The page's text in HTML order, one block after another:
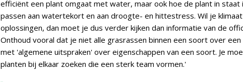
efficiënt een plant omgaat met water, maar ook hoe de plant in staat
passen aan watertekort en aan droogte- en hittestress. Wil je
oplossingen, dan moet je dus verder kijken dan informatie van de
Onthoud vooral dat je niet alle grasrassen binnen een soort over een
met 'algemene uitspraken' over eigenschappen van een soort. Je
planten bij elkaar zoeken die een sterk team vormen.'